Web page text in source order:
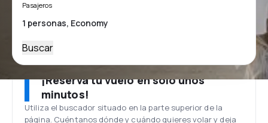
Pasajeros
Buscar
¡Reserva tu vuelo en solo unos
minutos!
Utiliza el buscador situado en la parte superior de la
página. Cuéntanos dónde y cuándo quieres volar y deja